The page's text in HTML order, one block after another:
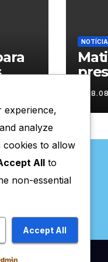
NOTÍCIA
experience,
analyze
to allow
All to
non-essential
Accept All